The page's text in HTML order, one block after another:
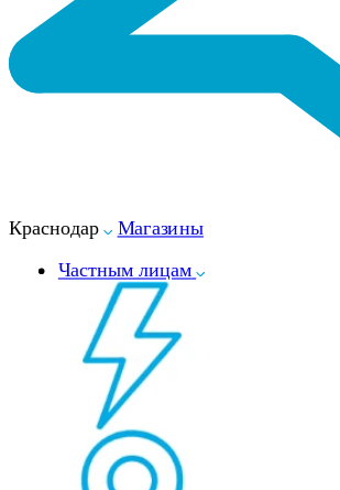
Краснодар
Магазины
Частным лицам